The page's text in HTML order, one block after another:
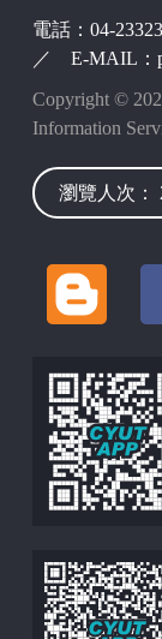
電話：04-
／ E-MAIL：
Copyright ©
Information
瀏覽人次：